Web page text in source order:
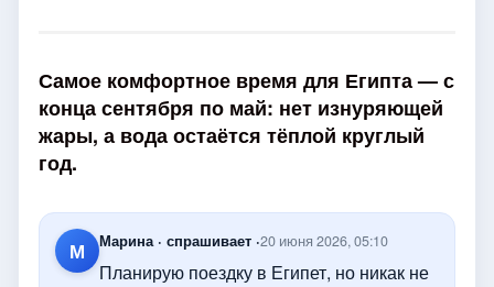
Самое комфортное время для Египта — с
конца сентября по май: нет изнуряющей
жары, а вода остаётся тёплой круглый
год.
М Марина · спрашивает ·20 июня 2026, 05:10
Планирую поездку в Египет, но никак не